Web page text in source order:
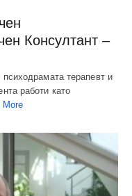
Консултант –
терапевт и
работи като
More